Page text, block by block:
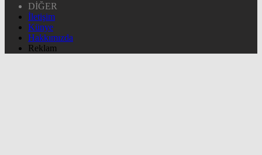
DİĞER
İletişim
Künye
Hakkımızda
Reklam